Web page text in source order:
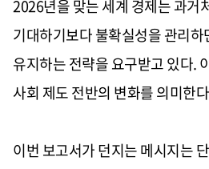
2026년을 맞는 세계 경제는 과거
기대하기보다 불확실성을 관리
유지하는 전략을 요구받고 있다.
사회 제도 전반의 변화를 의미한
이번 보고서가 던지는 메시지는